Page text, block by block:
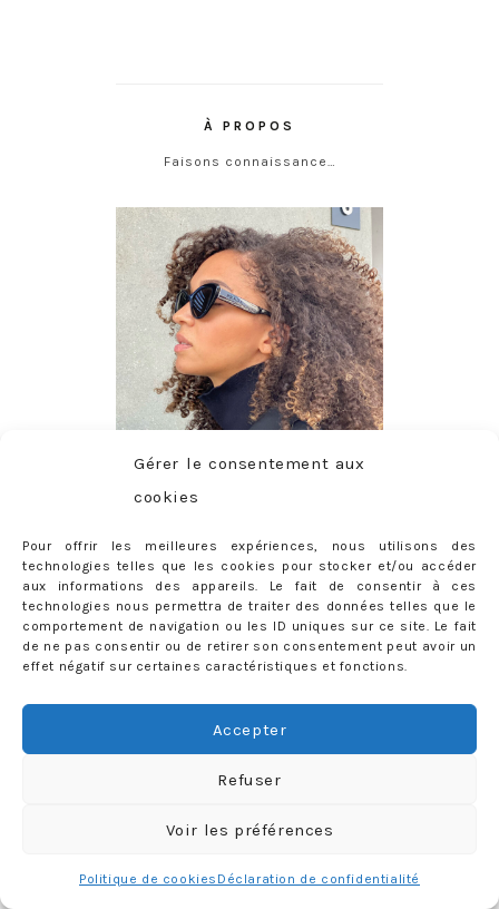
Gérer le consentement aux
cookies
Pour offrir les meilleures expériences, nous utilisons des
technologies telles que les cookies pour stocker et/ou accéder
aux informations des appareils. Le fait de consentir à ces
technologies nous permettra de traiter des données telles que le
comportement de navigation ou les ID uniques sur ce site. Le fait
de ne pas consentir ou de retirer son consentement peut avoir un
effet négatif sur certaines caractéristiques et fonctions.
Accepter
Refuser
Voir les préférences
Politique de cookies Déclaration de confidentialité
À PROPOS
Faisons connaissance…
CONTACT
priscilla@mercredie.com
mercredie